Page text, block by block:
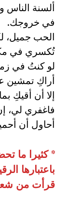
ألسنة الناس
في خروجك.
الحب جميل،
تُكسري في
لو كنتُ في
أراكِ تمشين
إلا أن أقيكِ
فاغفري لي،
أحاول أن
*كثيرا ما
باعتبارها
قرأت من شعر